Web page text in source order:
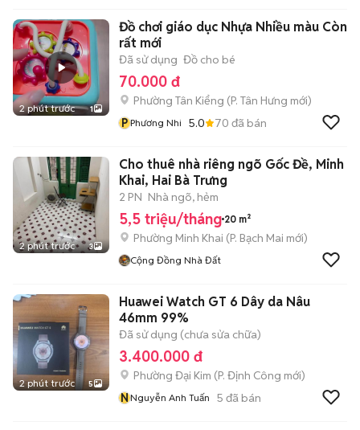
2 phút trước 1
Đồ chơi giáo dục Nhựa Nhiều màu Còn
rất mới
Đã sử dụng Đồ cho bé
70.000 đ
Phường Tân Kiểng (P. Tân Hưng mới)
P Phương Nhi 5.0 70 đã bán
2 phút trước 3
Cho thuê nhà riêng ngõ Gốc Đề, Minh
Khai, Hai Bà Trưng
2 PN Nhà ngõ, hẻm
5,5 triệu/tháng 20 m²
Phường Minh Khai (P. Bạch Mai mới)
Cộng Đồng Nhà Đất
2 phút trước 5
Huawei Watch GT 6 Dây da Nâu
46mm 99%
Đã sử dụng (chưa sửa chữa)
3.400.000 đ
Phường Đại Kim (P. Định Công mới)
NNguyễn Anh Tuấn 5 đã bán